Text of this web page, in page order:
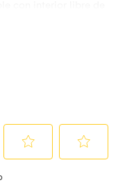
60Hz.
o una bomba de aire
de rehervido y
al hervir,
seco (sin agua) y
dispensado.